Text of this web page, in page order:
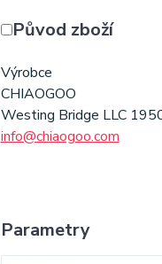
Původ zboží
Výrobce
CHIAOGOO
Westing Bridge LLC
info@chiaogoo.com
Parametry